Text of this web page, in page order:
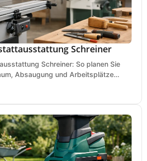
Schreiner
Schreiner: So planen Sie
Absaugung und Arbeitsplätze